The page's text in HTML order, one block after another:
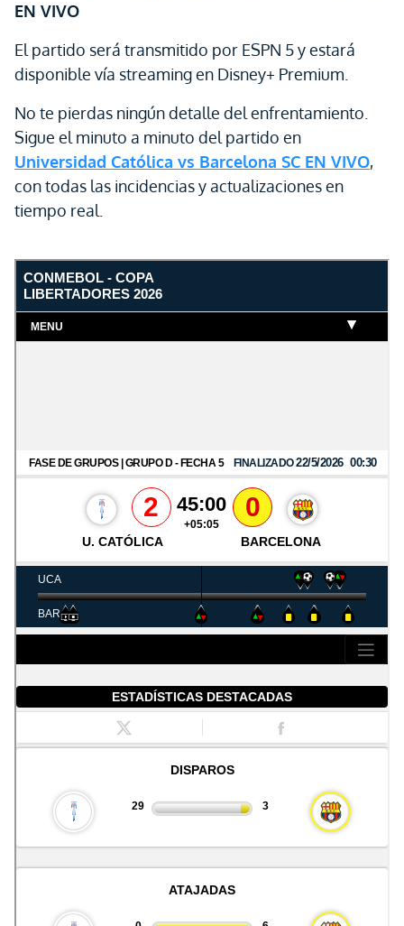
EN VIVO
El partido será transmitido por ESPN 5 y estará
disponible vía streaming en Disney+ Premium.
No te pierdas ningún detalle del enfrentamiento.
Sigue el minuto a minuto del partido en
Universidad Católica vs Barcelona SC EN VIVO,
con todas las incidencias y actualizaciones en
tiempo real.